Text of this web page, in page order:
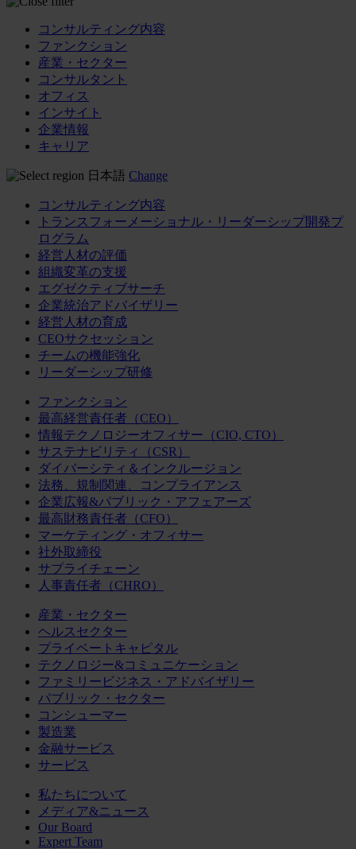
コンサルティング内容
ファンクション
産業・セクター
コンサルタント
オフィス
インサイト
企業情報
キャリア
日本語 Change
コンサルティング内容
トランスフォーメーショナル・リーダーシップ開発プ
ログラム
経営人材の評価
組織変革の支援
エグゼクティブサーチ
企業統治アドバイザリー
経営人材の育成
CEOサクセッション
チームの機能強化
リーダーシップ研修
ファンクション
最高経営責任者（CEO）
情報テクノロジーオフィサー（CIO, CTO）
サステナビリティ（CSR）
ダイバーシティ＆インクルージョン
法務、規制関連、コンプライアンス
企業広報&パブリック・アフェアーズ
最高財務責任者（CFO）
マーケティング・オフィサー
社外取締役
サプライチェーン
人事責任者（CHRO）
産業・セクター
ヘルスセクター
プライベートキャピタル
テクノロジー&コミュニケーション
ファミリービジネス・アドバイザリー
パブリック・セクター
コンシューマー
製造業
金融サービス
サービス
私たちについて
メディア&ニュース
Our Board
Expert Team